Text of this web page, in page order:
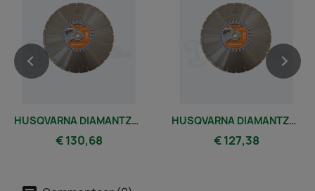
HUSQVARNA DIAMANTZAAGBLAD TACTI-CUT S50+ 400MM
€ 130,68
HUSQVARNA DIAMANTZAAGBLAD TACTI-CUT S50+ 350 MM
€ 127,38